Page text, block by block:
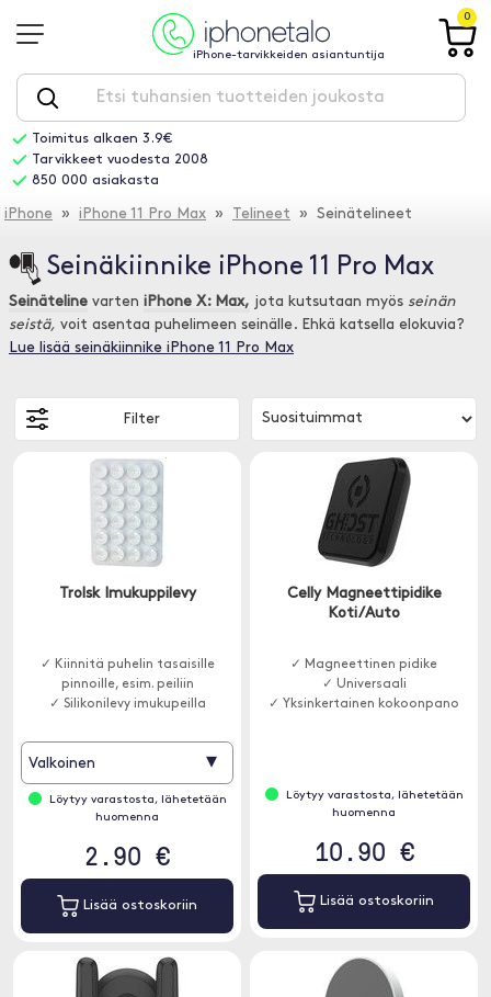
iPhone-tarvikkeiden asiantuntija
0
Toimitus alkaen 3.9€
Tarvikkeet vuodesta 2008
850 000 asiakasta
iPhone » iPhone 11 Pro Max » Telineet » Seinätelineet
Seinäkiinnike iPhone 11 Pro Max
Seinäteline varten iPhone X: Max, jota kutsutaan myös seinän
seistä, voit asentaa puhelimeen seinälle. Ehkä katsella elokuvia?
Lue lisää seinäkiinnike iPhone 11 Pro Max
Filter
Trolsk Imukuppilevy
✓ Kiinnitä puhelin tasaisille
pinnoille, esim. peiliin
✓ Silikonilevy imukupeilla
Valkoinen ▾
Löytyy varastosta, lähetetään
huomenna
2.90 €
Lisää ostoskoriin
Celly Magneettipidike
Koti/Auto
✓ Magneettinen pidike
✓ Universaali
✓ Yksinkertainen kokoonpano
Löytyy varastosta, lähetetään
huomenna
10.90 €
Lisää ostoskoriin